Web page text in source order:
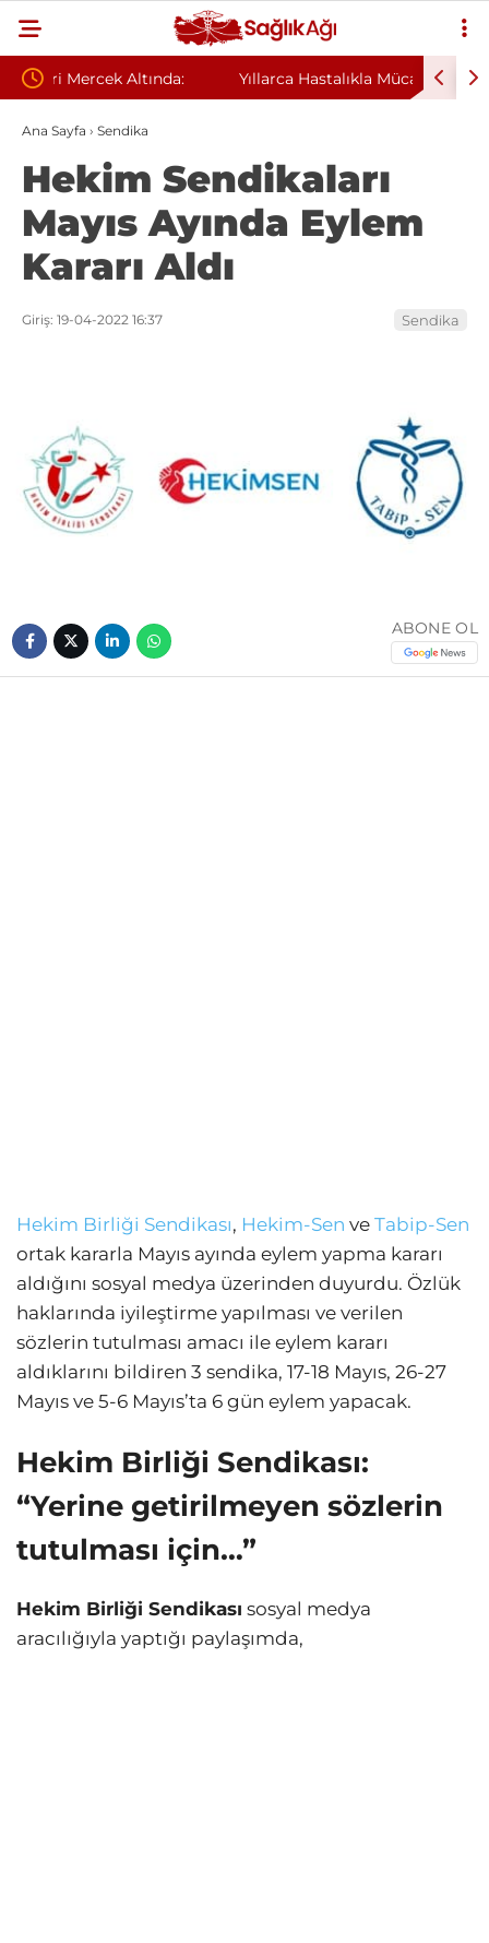
Yıllarca Hastalıkla Mücadele Etti: Sağlık
Sorunlarının Nedeni Evi Çıktı
Ana Sayfa › Sendika
Hekim Sendikaları
Mayıs Ayında Eylem
Kararı Aldı
Giriş: 19-04-2022 16:37 Sendika
ABONE OL
Hekim Birliği Sendikası, Hekim-Sen ve Tabip-Sen
ortak kararla Mayıs ayında eylem yapma kararı
aldığını sosyal medya üzerinden duyurdu. Özlük
haklarında iyileştirme yapılması ve verilen
sözlerin tutulması amacı ile eylem kararı
aldıklarını bildiren 3 sendika, 17-18 Mayıs, 26-27
Mayıs ve 5-6 Mayıs’ta 6 gün eylem yapacak.
Hekim Birliği Sendikası:
“Yerine getirilmeyen sözlerin
tutulması için…”
Hekim Birliği Sendikası sosyal medya
aracılığıyla yaptığı paylaşımda,